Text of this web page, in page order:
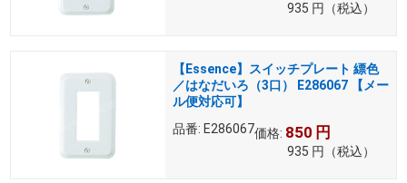
935 円 （税込）
【Essence】スイッチプレート 縹色
／はなだいろ（3口） E286067 【メー
ル便対応可】
品番: E286067価格: 850 円
935 円 （税込）